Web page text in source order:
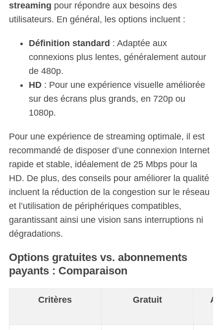
streaming pour répondre aux besoins des
utilisateurs. En général, les options incluent :
Définition standard : Adaptée aux
connexions plus lentes, généralement autour
de 480p.
HD: Pour une expérience visuelle améliorée
sur des écrans plus grands, en 720p ou
1080p.
Pour une expérience de streaming optimale, il est
recommandé de disposer d’une connexion Internet
rapide et stable, idéalement de 25 Mbps pour la
HD. De plus, des conseils pour améliorer la qualité
incluent la réduction de la congestion sur le réseau
et l’utilisation de périphériques compatibles,
garantissant ainsi une vision sans interruptions ni
dégradations.
Options gratuites vs. abonnements
payants : Comparaison
Critères Gratuit